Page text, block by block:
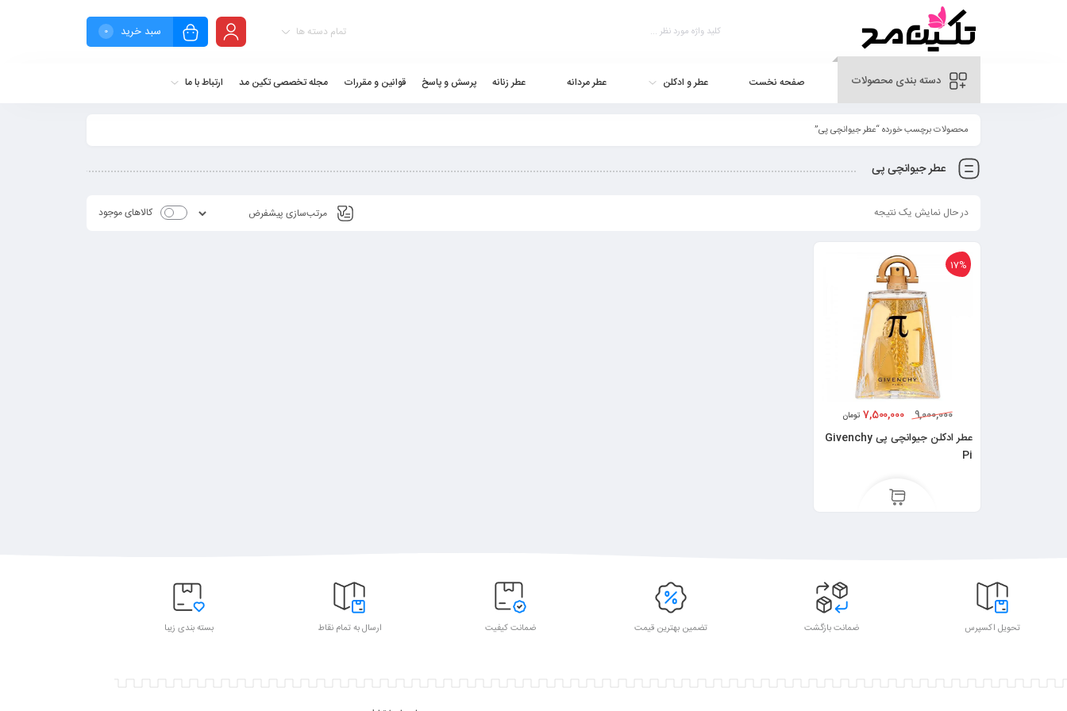
سبد خرید 0 تمام دسته ها
دسته بندی محصولات صفحه نخست عطر و ادکلن عطر مردانه عطر زنانه پرسش و پاسخ قوانین و مقررات مجله تخصصی تکین مد ارتباط با ما
محصولات برچسب خورده “عطر جیوانچی پی”
عطر جیوانچی پی
در حال نمایش یک نتیجه کالاهای موجود
17%
9,000,000
7,500,000 تومان
عطر ادکلن جیوانچی پی Givenchy
Pi
تحویل اکسپرس ضمانت بازگشت تضمین بهترین قیمت ضمانت کیفیت ارسال به تمام نقاط بسته بندی زیبا